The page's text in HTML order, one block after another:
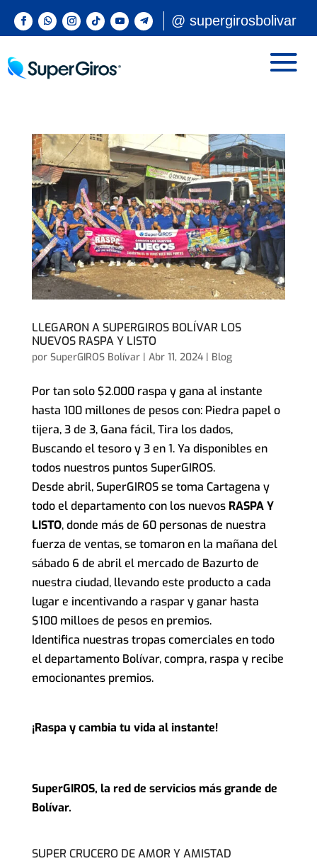
@ supergirosbolivar
LLEGARON A SUPERGIROS BOLÍVAR LOS
NUEVOS RASPA Y LISTO
por SuperGIROS Bolívar| Abr 11, 2024| Blog
Por tan solo $2.000 raspa y gana al instante
hasta 100 millones de pesos con: Piedra papel o
tijera, 3 de 3, Gana fácil, Tira los dados,
Buscando el tesoro y 3 en 1. Ya disponibles en
todos nuestros puntos SuperGIROS.
Desde abril, SuperGIROS se toma Cartagena y
todo el departamento con los nuevosRASPA Y
LISTO, donde más de 60 personas de nuestra
fuerza de ventas, se tomaron en la mañana del
sábado 6 de abril el mercado de Bazurto de
nuestra ciudad, llevando este producto a cada
lugar e incentivando a raspar y ganar hasta
$100 milloes de pesos en premios.
Identifica nuestras tropas comerciales en todo
el departamento Bolívar, compra, raspa y recibe
emocionantes premios.
¡Raspa y cambia tu vida al instante!
SuperGIROS, la red de servicios más grande de
Bolívar.
SUPER CRUCERO DE AMOR Y AMISTAD